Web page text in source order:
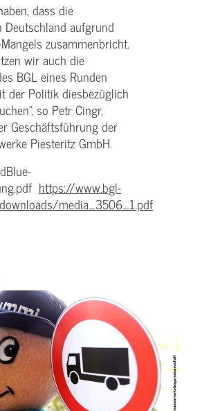
dass die
aufgrund
zusam­menbricht.
wir auch die
BGL eines Runden
der Politik diesbezüglich
so Petr Cingr,
Geschäftsführung der
Piesteritz GmbH.
https://www.bgl-
media_3506_1.pdf